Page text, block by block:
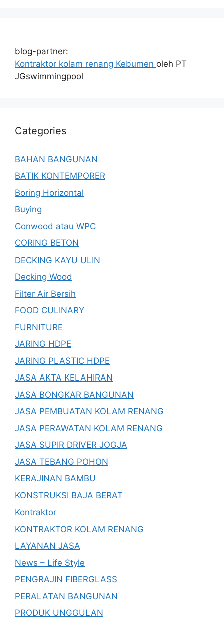
blog-partner:
Kontraktor kolam renang Kebumen oleh PT
JGswimmingpool
Categories
BAHAN BANGUNAN
BATIK KONTEMPORER
Boring Horizontal
Buying
Conwood atau WPC
CORING BETON
DECKING KAYU ULIN
Decking Wood
Filter Air Bersih
FOOD CULINARY
FURNITURE
JARING HDPE
JARING PLASTIC HDPE
JASA AKTA KELAHIRAN
JASA BONGKAR BANGUNAN
JASA PEMBUATAN KOLAM RENANG
JASA PERAWATAN KOLAM RENANG
JASA SUPIR DRIVER JOGJA
JASA TEBANG POHON
KERAJINAN BAMBU
KONSTRUKSI BAJA BERAT
Kontraktor
KONTRAKTOR KOLAM RENANG
LAYANAN JASA
News – Life Style
PENGRAJIN FIBERGLASS
PERALATAN BANGUNAN
PRODUK UNGGULAN